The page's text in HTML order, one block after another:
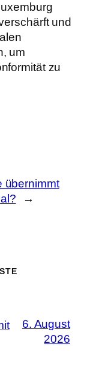
und
um
zu
übernimmt
→
6. August
2026